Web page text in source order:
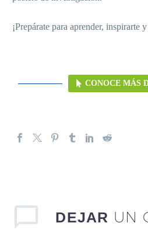
¡Prepárate para aprender, inspirarte
CONOCE MÁS
DEJAR UN